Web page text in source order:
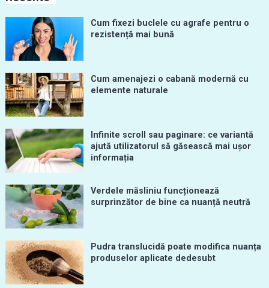
Cum fixezi buclele cu agrafe pentru o
rezistență mai bună
Cum amenajezi o cabană modernă cu
elemente naturale
Infinite scroll sau paginare: ce variantă
ajută utilizatorul să găsească mai ușor
informația
Verdele măsliniu funcționează
surprinzător de bine ca nuanță neutră
Pudra translucidă poate modifica nuanța
produselor aplicate dedesubt